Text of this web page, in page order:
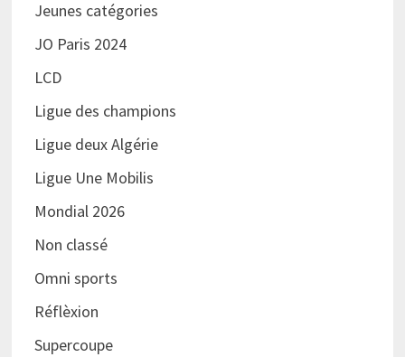
Jeunes catégories
JO Paris 2024
LCD
Ligue des champions
Ligue deux Algérie
Ligue Une Mobilis
Mondial 2026
Non classé
Omni sports
Réflèxion
Supercoupe